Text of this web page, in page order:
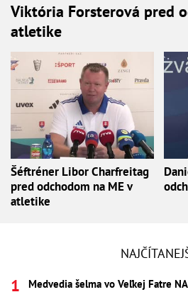
Viktória Forsterová pred
atletike
Šéftréner Libor Charfreitag
pred odchodom na ME v
atletike
Medvedia šelma vo Veľkej Fatre